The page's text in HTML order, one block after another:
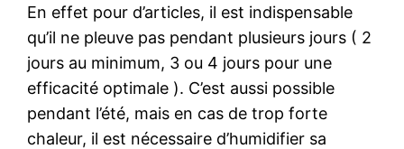
En effet pour d’articles, il est indispensable
qu’il ne pleuve pas pendant plusieurs jours ( 2
jours au minimum, 3 ou 4 jours pour une
efficacité optimale ). C’est aussi possible
pendant l’été, mais en cas de trop forte
chaleur, il est nécessaire d’humidifier sa